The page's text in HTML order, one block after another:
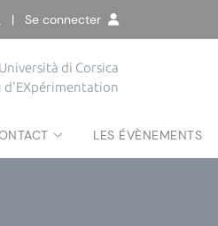
| Se connecter
Università di Corsica
d'EXpérimentation
LES ÉVÈNEMENTS